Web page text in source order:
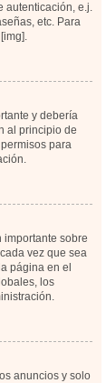
autenticación, e.j.
etc. Para
y debería
al principio de
para
importante sobre
vez que sea
página en el
los
anuncios y solo